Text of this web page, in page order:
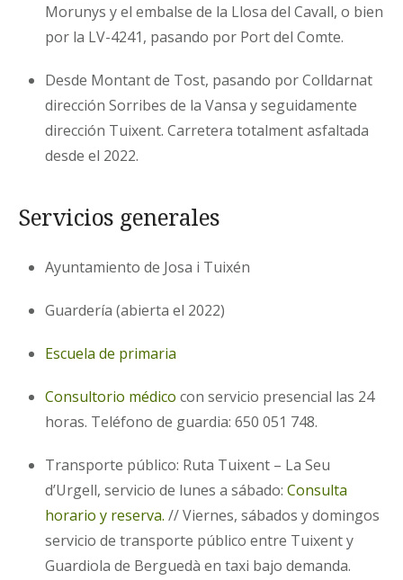
Morunys y el embalse de la Llosa del Cavall, o bien
por la LV-4241, pasando por Port del Comte.
Desde Montant de Tost, pasando por Colldarnat
dirección Sorribes de la Vansa y seguidamente
dirección Tuixent. Carretera totalment asfaltada
desde el 2022.
Servicios generales
Ayuntamiento de Josa i Tuixén
Guardería (abierta el 2022)
Escuela de primaria
Consultorio médico con servicio presencial las 24
horas. Teléfono de guardia: 650 051 748.
Transporte público: Ruta Tuixent – La Seu
d’Urgell, servicio de lunes a sábado: Consulta
horario y reserva. // Viernes, sábados y domingos
servicio de transporte público entre Tuixent y
Guardiola de Berguedà en taxi bajo demanda.